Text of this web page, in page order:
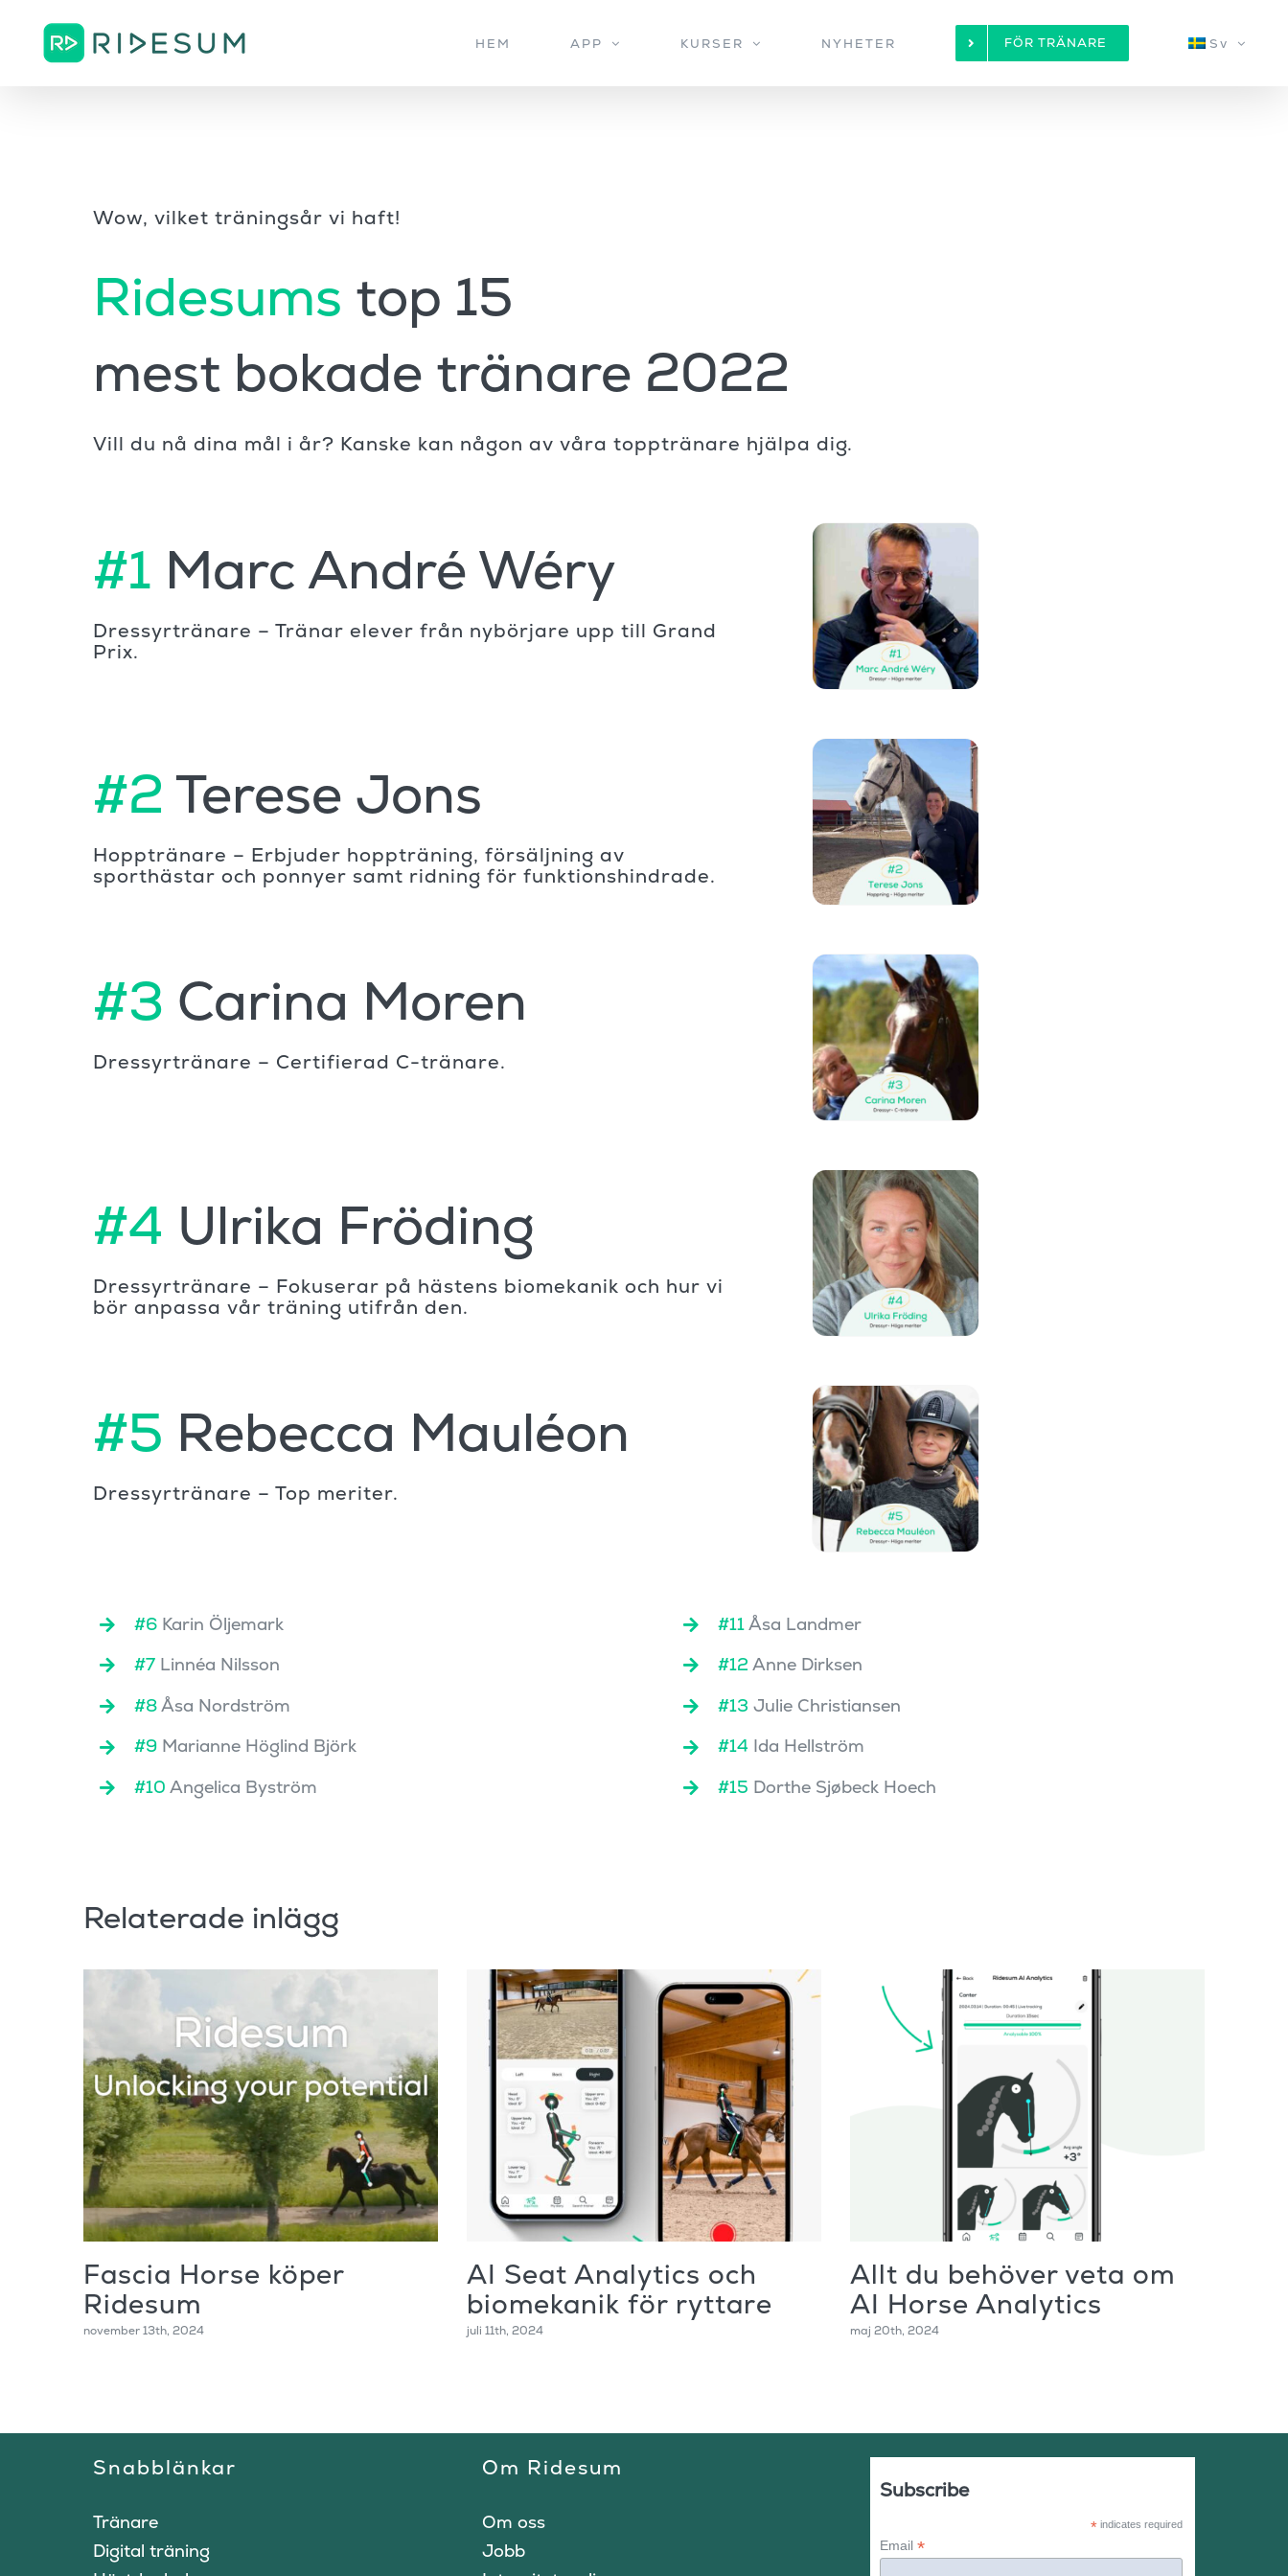
innehållet
HEM APP KURSER NYHETER FÖR TRÄNARE Sv
Wow, vilket träningsår vi haft!
Ridesums top 15
mest bokade tränare 2022
Vill du nå dina mål i år? Kanske kan någon av våra topptränare hjälpa dig.
#1 Marc André Wéry
Dressyrtränare – Tränar elever från nybörjare upp till Grand
Prix.
#2 Terese Jons
Hopptränare – Erbjuder hoppträning, försäljning av
sporthästar och ponnyer samt ridning för funktionshindrade.
#3 Carina Moren
Dressyrtränare – Certifierad C-tränare.
#4 Ulrika Fröding
Dressyrtränare – Fokuserar på hästens biomekanik och hur vi
bör anpassa vår träning utifrån den.
#5 Rebecca Mauléon
Dressyrtränare – Top meriter.
#6 Karin Öljemark
#7 Linnéa Nilsson
#8Åsa Nordström
#9 Marianne Höglind Björk
#10 Angelica Byström
#11Åsa Landmer
#12 Anne Dirksen
#13 Julie Christiansen
#14 Ida Hellström
#15 Dorthe Sjøbeck Hoech
Relaterade inlägg
Fascia Horse köper
Ridesum
november 13th, 2024
AI Seat Analytics och
biomekanik för ryttare
juli 11th, 2024
Allt du behöver veta om
AI Horse Analytics
maj 20th, 2024
Snabblänkar
Tränare
Digital träning
Om Ridesum
Om oss
Jobb
Subscribe
*indicates required
Email*